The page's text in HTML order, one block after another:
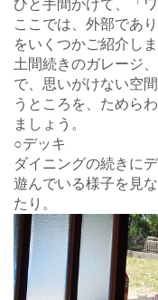
ひと手間かけて、「
ここでは、外部であ
をいくつかご紹介し
土間続きのガレージ
で、思いがけない空
うところを、ためら
ましょう。
○デッキ
ダイニングの続きに
遊んでいる様子を見
たり。